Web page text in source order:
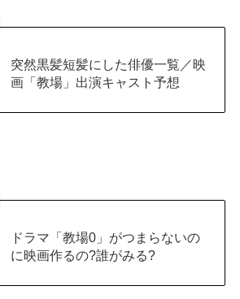
突然黒髪短髪にした俳優一覧／映
画「教場」出演キャスト予想
ドラマ「教場0」がつまらないの
に映画作るの?誰がみる?